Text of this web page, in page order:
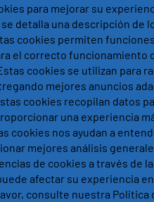
para mejorar su
detalla una descripción de
cookies permiten
el correcto funcionamiento
cookies se utilizan para
mejores anuncios
cookies recopilan datos
una experiencia
cookies nos ayudan a
mejores análisis
de cookies a través de
afectar su experiencia
consulte nuestra Política